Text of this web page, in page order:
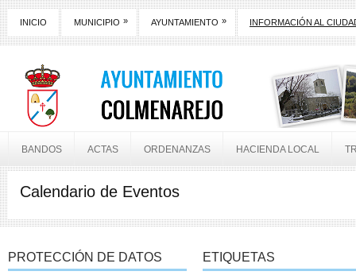
INICIO MUNICIPIO » AYUNTAMIENTO » INFORMACIÓN AL
BANDOS ACTAS ORDENANZAS HACIENDA LOCAL
Calendario de Eventos
PROTECCIÓN DE DATOS ETIQUETAS